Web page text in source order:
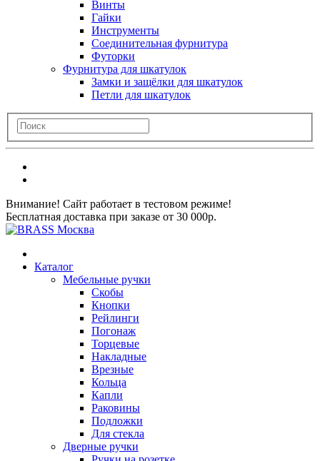
Винты
Гайки
Инструменты
Соединительная фурнитура
Футорки
Фурнитура для шкатулок
Замки и защёлки для шкатулок
Петли для шкатулок
Внимание! Сайт работает в тестовом режиме!
Бесплатная доставка при заказе от 30 000р.
Каталог
Мебельные ручки
Скобы
Кнопки
Рейлинги
Погонаж
Торцевые
Накладные
Врезные
Кольца
Капли
Раковины
Подложки
Для стекла
Дверные ручки